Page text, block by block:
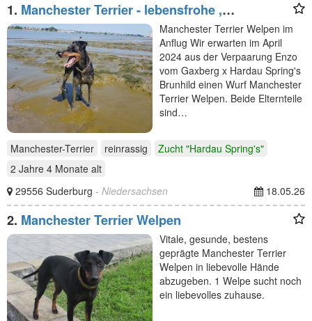
1. Manchester Terrier - lebensfrohe ,
kurzhaarige Familienhunde in mittlerer Größe
Manchester Terrier Welpen im
Anflug Wir erwarten im April
2024 aus der Verpaarung Enzo
vom Gaxberg x Hardau Spring's
Brunhild einen Wurf Manchester
Terrier Welpen. Beide Elternteile
sind…
Manchester-Terrier reinrassig
Zucht "Hardau Spring's"
2 Jahre 4 Monate alt
29556 Suderburg - Niedersachsen 18.05.26
2. Manchester Terrier Welpen
Vitale, gesunde, bestens
geprägte Manchester Terrier
Welpen in liebevolle Hände
abzugeben. 1 Welpe sucht noch
ein liebevolles zuhause.